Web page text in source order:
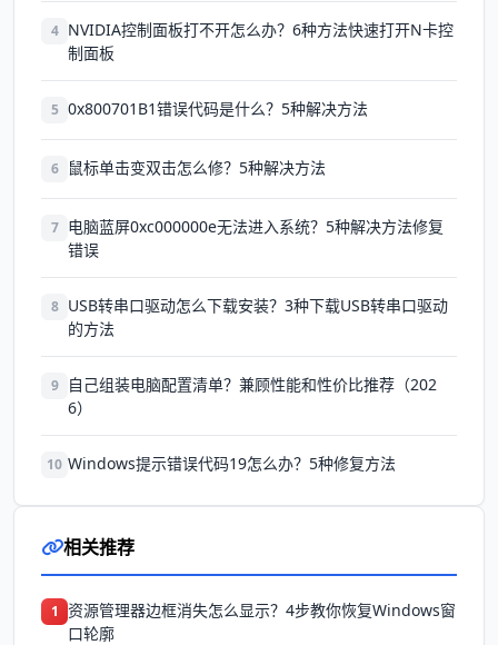
4 NVIDIA控制面板打不开怎么办？6种方法快速打开N卡控
制面板
5 0x800701B1错误代码是什么？5种解决方法
6 鼠标单击变双击怎么修？5种解决方法
7 电脑蓝屏0xc000000e无法进入系统？5种解决方法修复
错误
8 USB转串口驱动怎么下载安装？3种下载USB转串口驱动
的方法
9
自己组装电脑配置清单？兼顾性能和性价比推荐（202
6）
10 Windows提示错误代码19怎么办？5种修复方法
相关推荐
1 资源管理器边框消失怎么显示？4步教你恢复Windows窗
口轮廓